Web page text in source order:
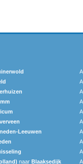
Leeuwen
naar Blaaksedijk